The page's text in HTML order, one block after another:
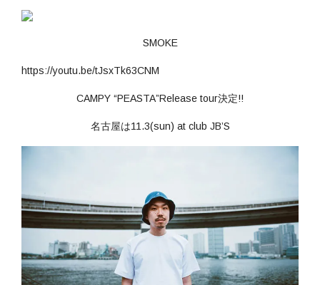
SMOKE
https://youtu.be/tJsxTk63CNM
CAMPY “PEASTA”Release tour決定!!
名古屋は11.3(sun) at club JB’S